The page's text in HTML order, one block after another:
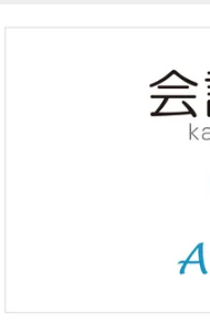
今
採